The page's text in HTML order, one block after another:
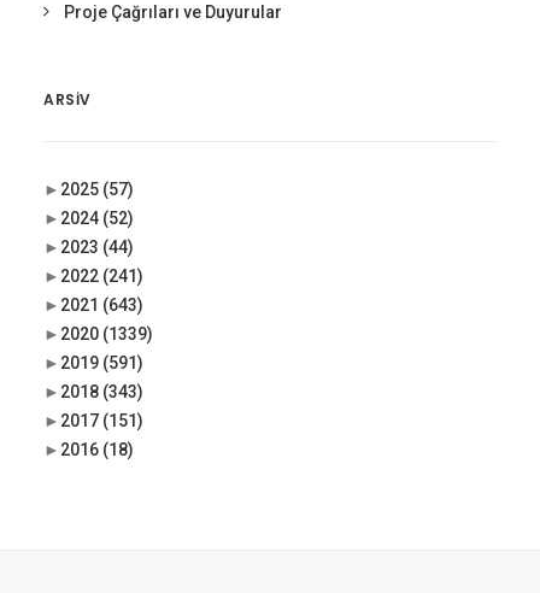
Proje Çağrıları ve Duyurular
ARSIV
► 2025 (57)
► 2024 (52)
► 2023 (44)
► 2022 (241)
► 2021 (643)
► 2020 (1339)
► 2019 (591)
► 2018 (343)
► 2017 (151)
► 2016 (18)